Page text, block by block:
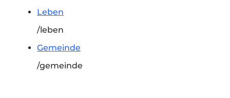
Leben
/leben
Gemeinde
/gemeinde